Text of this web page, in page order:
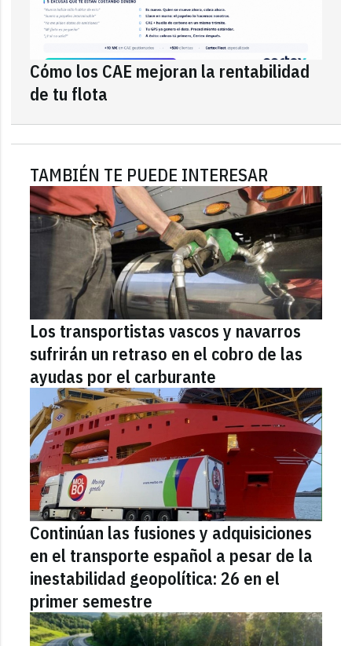
Cómo los CAE mejoran la rentabilidad
de tu flota
TAMBIÉN TE PUEDE INTERESAR
Los transportistas vascos y navarros
sufrirán un retraso en el cobro de las
ayudas por el carburante
Continúan las fusiones y adquisiciones
en el transporte español a pesar de la
inestabilidad geopolítica: 26 en el
primer semestre